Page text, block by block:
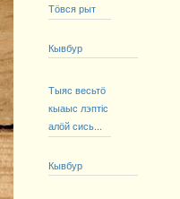
Тӧвся рыт
Кывбур
Тыяс весьтӧ
кыаыс лэптіс
алӧй сись...
Кывбур